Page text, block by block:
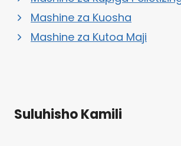
Mashine za Kuosha
Mashine za Kutoa Maji
Suluhisho Kamili